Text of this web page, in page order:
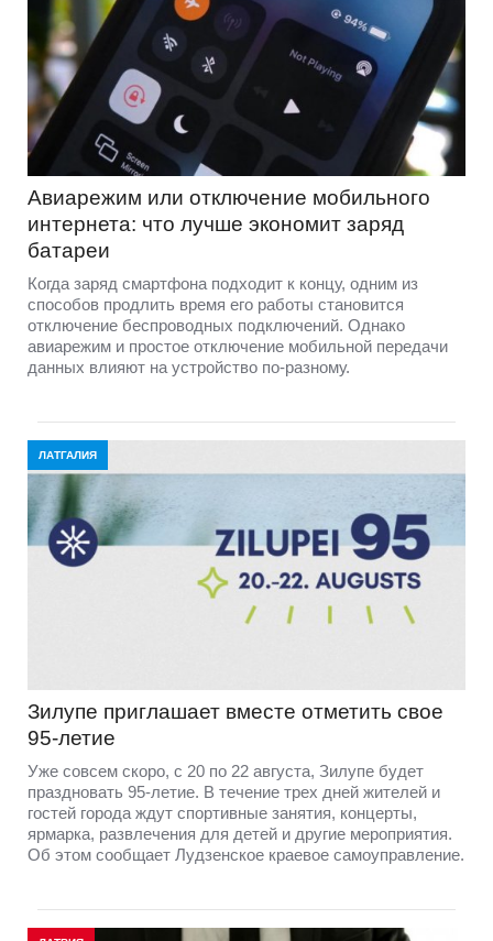
Авиарежим или отключение мобильного
интернета: что лучше экономит заряд
батареи
Когда заряд смартфона подходит к концу, одним из
способов продлить время его работы становится
отключение беспроводных подключений. Однако
авиарежим и простое отключение мобильной передачи
данных влияют на устройство по-разному.
ЛАТГАЛИЯ
Зилупе приглашает вместе отметить свое
95-летие
Уже совсем скоро, с 20 по 22 августа, Зилупе будет
праздновать 95-летие. В течение трех дней жителей и
гостей города ждут спортивные занятия, концерты,
ярмарка, развлечения для детей и другие мероприятия.
Об этом сообщает Лудзенское краевое самоуправление.